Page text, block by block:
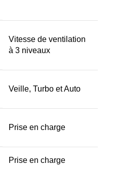
Vitesse de ventilation
à 3 niveaux
Veille, Turbo et Auto
Prise en charge
Prise en charge